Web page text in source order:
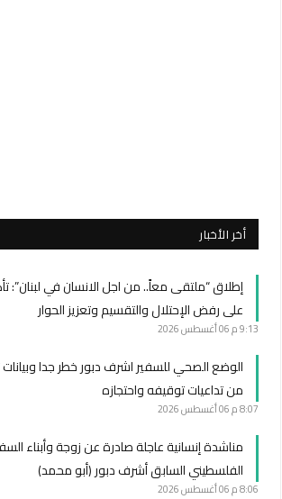
أخر الأخبار
إطلاق “ملتقى معاً.. من اجل الانسان في لبنان”:
على رفض الإحتلال والتقسيم وتعزيز الحوار
9:13 م 06 أغسطس 2026
الوضع الصحي للسفير اشرف دبور خطر جدا وبيانات
من تداعيات توقيفه واحتجازه
8:07 م 06 أغسطس 2026
مناشدة إنسانية عاجلة صادرة عن زوجة وأبناء
الفلسطيني السابق أشرف دبور (أبو محمد)
8:06 م 06 أغسطس 2026